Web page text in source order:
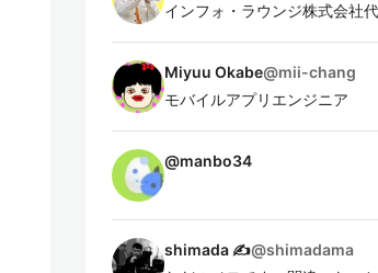
インフォ・ラウンジ株式会社
Miyuu Okabe@mii-chang
モバイルアプリエンジニア
@manbo34
shimada ✍@shimadama